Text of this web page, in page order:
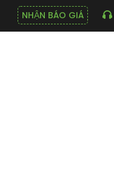
NHẬN BÁO GIÁ